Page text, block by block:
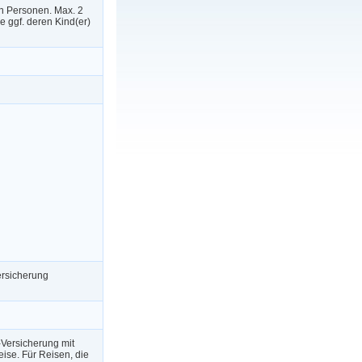
Personen. Max. 2
ggf. deren Kind(er)
mit
Für Reisen, die